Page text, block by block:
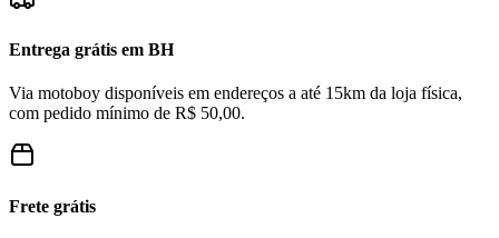
Entrega grátis em BH
Via motoboy disponíveis em endereços a até 15km da loja física,
com pedido mínimo de R$ 50,00.
Frete grátis